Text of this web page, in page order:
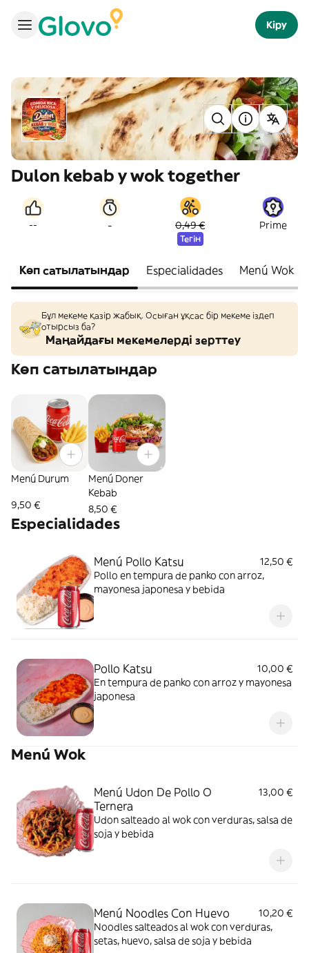
Кіру
Dulon kebab y wok together
-- - 0,49 €
Тегін
Prime
Көп сатылатындар Especialidades Menú Wok
Бұл мекеме қазір жабық. Осыған ұқсас бір мекеме іздеп
отырсыз ба?
Маңайдағы мекемелерді зерттеу
Көп сатылатындар
Menú Durum
9,50 €
Menú Doner
Kebab
8,50 €
Especialidades
Menú Pollo Katsu
12,50 €
Pollo en tempura de panko con arroz,
mayonesa japonesa y bebida
Pollo Katsu
10,00 €
En tempura de panko con arroz y mayonesa
japonesa
Menú Wok
Menú Udon De Pollo O
Ternera
13,00 €
Udon salteado al wok con verduras, salsa de
soja y bebida
Menú Noodles Con Huevo
10,20 €
Noodles salteados al wok con verduras,
setas, huevo, salsa de soja y bebida